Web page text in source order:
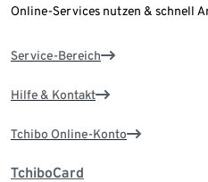
Online-Services nutzen & schnell
Service-Bereich
Hilfe & Kontakt
Tchibo Online-Konto
TchiboCard